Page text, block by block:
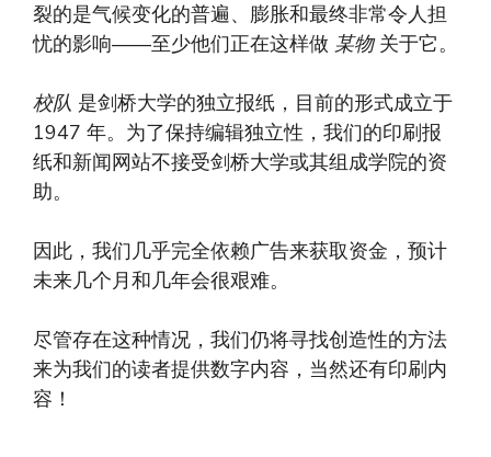
裂的是气候变化的普遍、膨胀和最终非常令人担
忧的影响——至少他们正在这样做 某物关于它。
校队 是剑桥大学的独立报纸，目前的形式成立于
1947 年。为了保持编辑独立性，我们的印刷报
纸和新闻网站不接受剑桥大学或其组成学院的资
助。
因此，我们几乎完全依赖广告来获取资金，预计
未来几个月和几年会很艰难。
尽管存在这种情况，我们仍将寻找创造性的方法
来为我们的读者提供数字内容，当然还有印刷内
容！